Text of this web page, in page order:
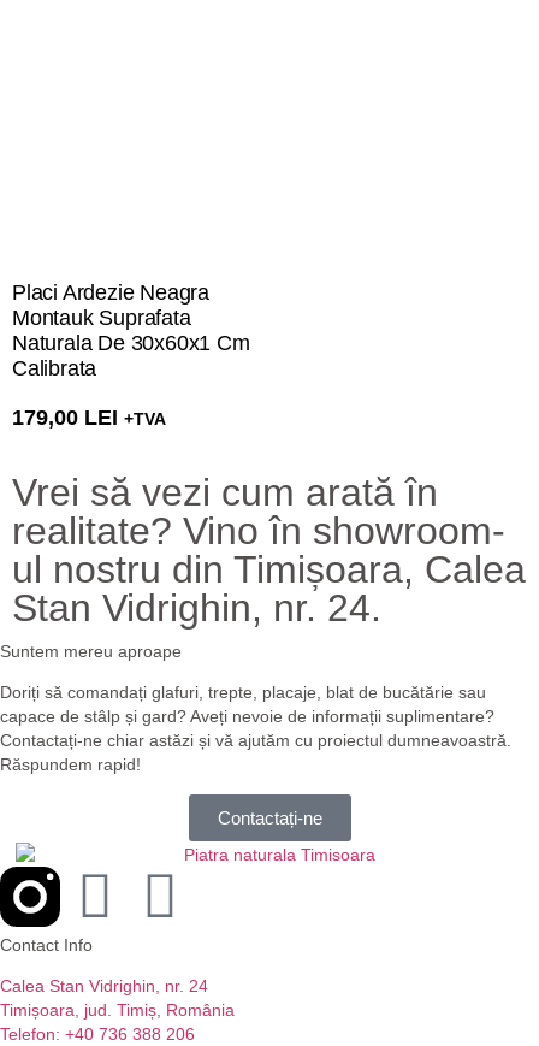
Placi Ardezie Neagra
Montauk Suprafata
Naturala De 30x60x1 Cm
Calibrata
179,00 LEI +TVA
Vrei să vezi cum arată în
realitate? Vino în showroom-
ul nostru din Timișoara, Calea
Stan Vidrighin, nr. 24.
Suntem mereu aproape
Doriți să comandați glafuri, trepte, placaje, blat de bucătărie sau
capace de stâlp și gard? Aveți nevoie de informații suplimentare?
Contactați-ne chiar astăzi și vă ajutăm cu proiectul dumneavoastră.
Răspundem rapid!
Contactați-ne
Contact Info
Calea Stan Vidrighin, nr. 24
Timișoara, jud. Timiș, România
Telefon: +40 736 388 206